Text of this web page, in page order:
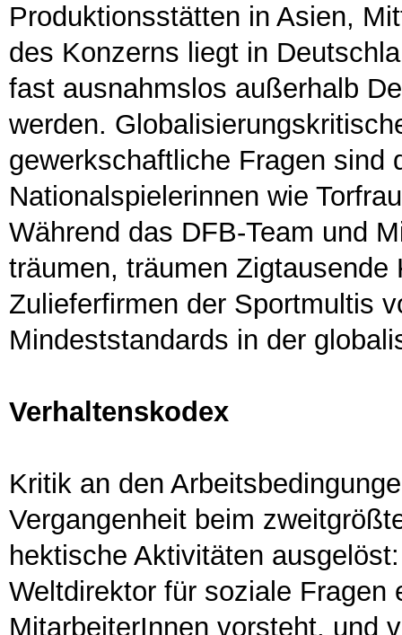
Produktionsstätten in Asien,
des Konzerns liegt in
fast ausnahmslos außerhalb
werden.
gewerkschaftliche Fragen sind
Nationalspielerinnen wie
Während das DFB-Team und
träumen, träumen Zigtausende
Zulieferfirmen der Sportmultis
Mindeststandards in der
Verhaltenskodex
Kritik an den
Vergangenheit beim
hektische Aktivitäten
Weltdirektor für soziale Fragen
MitarbeiterInnen vorsteht, und